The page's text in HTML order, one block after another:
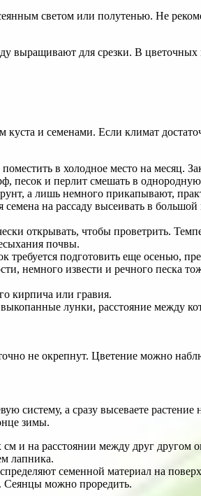
светом или полутенью. Не
выращивают для срезки. В
куста и семенами. Если климат
в холодное место на месяц.
песок и перлит смешать в
а лишь немного прикапывают,
семена на рассаду высеивать в
открывать, чтобы проветрить.
почвы.
подготовить еще осенью,
немного извести и речного песка
кирпича или гравия.
выкопанные лунки, расстояние между
не окрепнут. Цветение можно
систему, а сразу высеваете
зимы.
и на расстоянии между друг другом
лапника.
семенной материал на
Сеянцы можно проредить.